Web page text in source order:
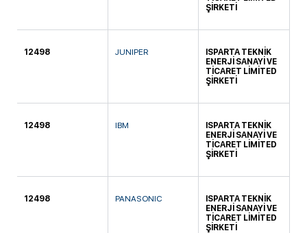
ŞİRKETİ
12498 JUNIPER
ISPARTA TEKNİK
ENERJİ SANAYİ VE
TİCARET LİMİTED
ŞİRKETİ
12498 IBM
ISPARTA TEKNİK
ENERJİ SANAYİ VE
TİCARET LİMİTED
ŞİRKETİ
12498 PANASONIC
ISPARTA TEKNİK
ENERJİ SANAYİ VE
TİCARET LİMİTED
ŞİRKETİ